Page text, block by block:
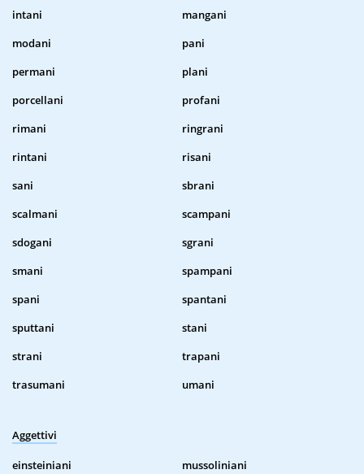
intani
mangani
modani
pani
permani
plani
porcellani
profani
rimani
ringrani
rintani
risani
sani
sbrani
scalmani
scampani
sdogani
sgrani
smani
spampani
spani
spantani
sputtani
stani
strani
trapani
trasumani
umani
Aggettivi
einsteiniani
mussoliniani